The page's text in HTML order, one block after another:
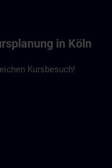
in Köln
Kursbesuch!